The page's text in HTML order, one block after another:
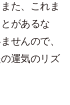
た、これま
があるな
せんので、
運気のリズ